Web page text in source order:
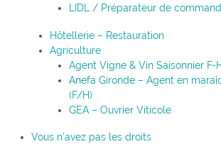
LIDL / Préparateur de
Hôtellerie – Restauration
Agriculture
Agent Vigne & Vin Saisonnier F-
Anefa Gironde – Agent en
(F/H)
GEA – Ouvrier Viticole
Vous n’avez pas les droits